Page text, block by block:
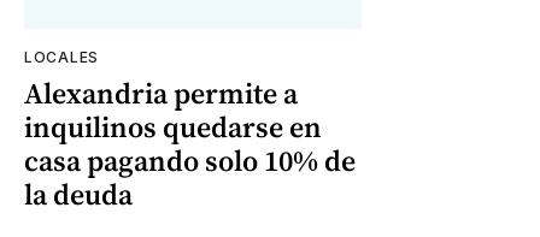
LOCALES
Alexandria permite a
inquilinos quedarse en
casa pagando solo 10% de
la deuda